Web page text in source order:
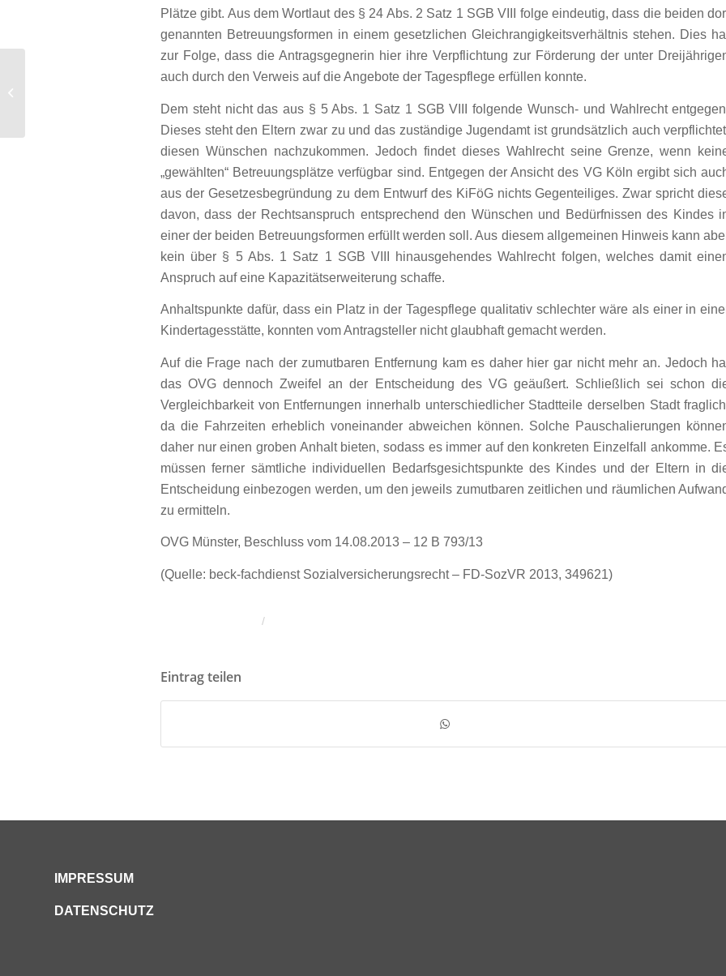
Plätze gibt. Aus dem Wortlaut des § 24 Abs. 2 Satz 1 SGB VIII folge eindeutig, dass die beiden
genannten Betreuungsformen in einem gesetzlichen Gleichrangigkeitsverhältnis stehen. Dies
zur Folge, dass die Antragsgegnerin hier ihre Verpflichtung zur Förderung der unter
auch durch den Verweis auf die Angebote der Tagespflege erfüllen konnte.
Dem steht nicht das aus § 5 Abs. 1 Satz 1 SGB VIII folgende Wunsch- und Wahlrecht
Dieses steht den Eltern zwar zu und das zuständige Jugendamt ist grundsätzlich auch
diesen Wünschen nachzukommen. Jedoch findet dieses Wahlrecht seine Grenze, wenn
„gewählten“ Betreuungsplätze verfügbar sind. Entgegen der Ansicht des VG Köln ergibt sich
aus der Gesetzesbegründung zu dem Entwurf des KiFöG nichts Gegenteiliges. Zwar spricht
davon, dass der Rechtsanspruch entsprechend den Wünschen und Bedürfnissen des Kindes
einer der beiden Betreuungsformen erfüllt werden soll. Aus diesem allgemeinen Hinweis kann
kein über § 5 Abs. 1 Satz 1 SGB VIII hinausgehendes Wahlrecht folgen, welches damit
Anspruch auf eine Kapazitätserweiterung schaffe.
Anhaltspunkte dafür, dass ein Platz in der Tagespflege qualitativ schlechter wäre als einer in
Kindertagesstätte, konnten vom Antragsteller nicht glaubhaft gemacht werden.
Auf die Frage nach der zumutbaren Entfernung kam es daher hier gar nicht mehr an. Jedoch
das OVG dennoch Zweifel an der Entscheidung des VG geäußert. Schließlich sei schon
Vergleichbarkeit von Entfernungen innerhalb unterschiedlicher Stadtteile derselben Stadt
da die Fahrzeiten erheblich voneinander abweichen können. Solche Pauschalierungen
daher nur einen groben Anhalt bieten, sodass es immer auf den konkreten Einzelfall ankomme.
müssen ferner sämtliche individuellen Bedarfsgesichtspunkte des Kindes und der Eltern in
Entscheidung einbezogen werden, um den jeweils zumutbaren zeitlichen und räumlichen
zu ermitteln.
OVG Münster, Beschluss vom 14.08.2013 – 12 B 793/13
(Quelle: beck-fachdienst Sozialversicherungsrecht – FD-SozVR 2013, 349621)
/
Eintrag teilen
IMPRESSUM
DATENSCHUTZ